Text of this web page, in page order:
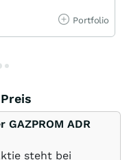
Portfolio
ADR
steht bei